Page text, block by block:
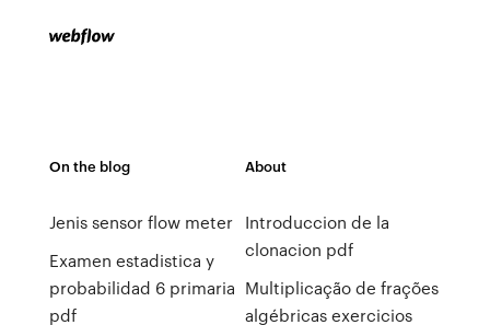
On the blog
Jenis sensor flow meter
Examen estadistica y
probabilidad 6 primaria
pdf
About
Introduccion de la
clonacion pdf
Multiplicação de frações
algébricas exercicios